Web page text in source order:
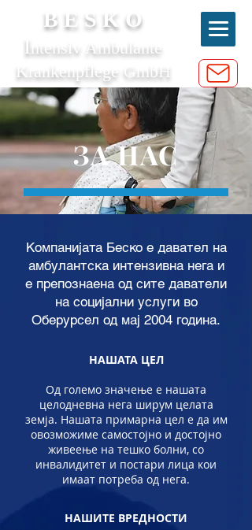
B E S K O
Intensiv Ambulante
Krankenpflege GmbH
ЗА НАС
Компанијата Беско е давател на
амбулантска интензивна нега и
е препознаена од сите даватели
на социјални услуги во
Оберурсел од мај 2004 година.
НАШАТА ЦЕЛ
Од големо значење е нашата
целодневна нега ширум целата
земја. Нашата примарна цел е да им
овозможиме самостојно и достојно
живеење на тешко болни, со
инвалидитет и постари лица кои
имаат потреба од нега.
НАШИТЕ ВРЕДНОСТИ